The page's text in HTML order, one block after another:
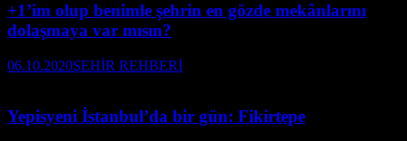
+1’im olup benimle şehrin en gözde mekânlarını
dolaşmaya var mısın?
06.10.2020ŞEHİR REHBERİ
Yepisyeni İstanbul’da bir gün: Fikirtepe